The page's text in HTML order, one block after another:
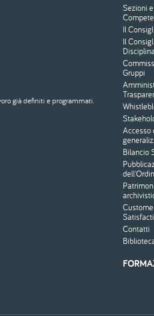
già definiti e programmati.
Menu
Sezioni e
Il
Il
Disciplina
Gruppi
Accesso
Bilancio
Contatti